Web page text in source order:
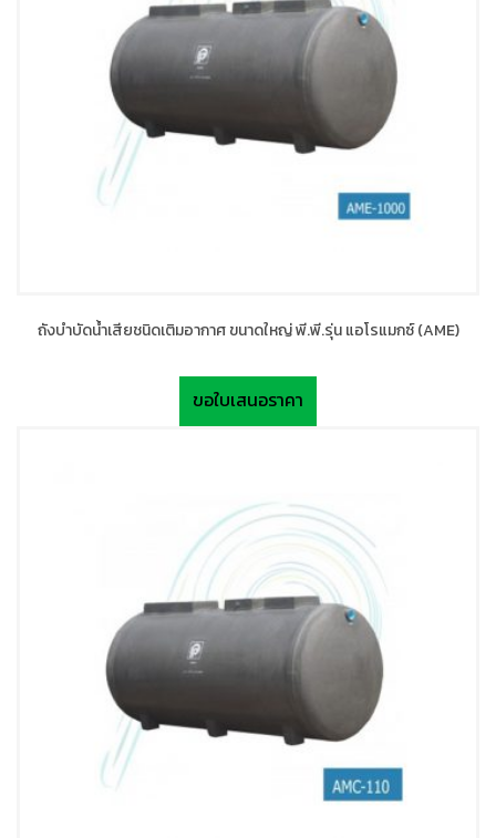
ถังบำบัดน้ำเสียชนิดเติมอากาศ ขนาดใหญ่ พี.พี.รุ่น แอโรแมกซ์ (AME)
ขอใบเสนอราคา